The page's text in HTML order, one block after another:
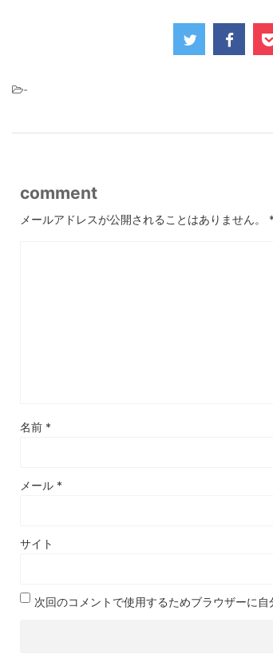
-
comment
メールアドレスが公開されることはありません。 *
名前 *
メール *
サイト
次回のコメントで使用するためブラウザーに